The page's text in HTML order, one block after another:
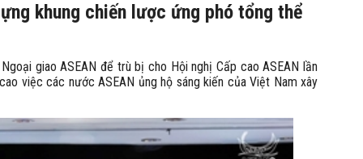
khung chiến lược ứng phó tổng thể
giao ASEAN để trù bị cho Hội nghị Cấp cao ASEAN lần
việc các nước ASEAN ủng hộ sáng kiến của Việt Nam xây